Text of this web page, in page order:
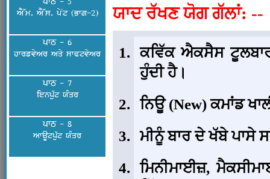
AY~m. AY~s. pyNt (Bwg-2)
ਪਾਠ - 6
hwrfvyAr Aqy swPtvyAr
ਪਾਠ - 7
ienpu`t XMqr
ਪਾਠ - 8
AwaUtpu`t XMqr
ਯਾਦ ਰੱਖਣ ਯੋਗ ਗੱਲਾਂ: --
ਕਵਿੱਕ ਐਕਸੈਸ
ਹੁੰਦੀ ਹੈ।
ਨਿਊ (New) ਕਮਾਂਡ
ਮੀਨੂੰ ਬਾਰ ਦੇ ਖੱਬੇ ਪਾਸੇ
ਮਿਨੀਮਾਈਜ਼,